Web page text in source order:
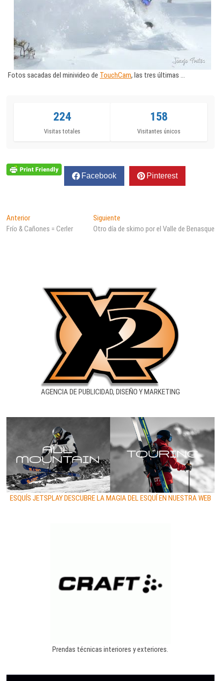
Fotos sacadas del minivideo de TouchCam, las tres últimas …
224
Visitas totales
158
Visitantes únicos
Facebook Pinterest
Navegación
de
AnteriorEntrada
anterior:
Frío & Cañones = Cerler
SiguienteEntrada
siguiente:
Otro día de skimo por el Valle de Benasque
AGENCIA DE PUBLICIDAD, DISEÑO Y MARKETING
ESQUÍS JETSPLAY DESCUBRE LA MAGIA DEL ESQUÍ EN NUESTRA WEB
Prendas técnicas interiores y exteriores.